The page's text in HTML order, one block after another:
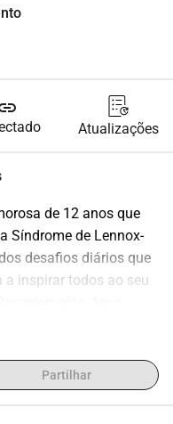
Atualizações
de 12 anos que
Síndrome de Lennox-
desafios diários que
a inspirar todos ao seu
foi hospitalizada
condição se tornou
à vida para ajudá-la a
Partilhar